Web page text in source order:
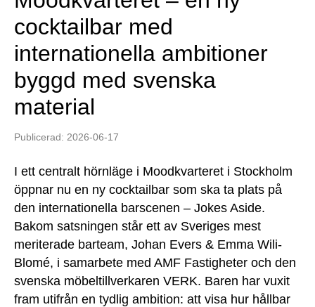
cocktailbar med
internationella ambitioner
byggd med svenska
material
Publicerad: 2026-06-17
I ett centralt hörnläge i Moodkvarteret i Stockholm
öppnar nu en ny cocktailbar som ska ta plats på
den internationella barscenen – Jokes Aside.
Bakom satsningen står ett av Sveriges mest
meriterade barteam, Johan Evers & Emma Wili-
Blomé, i samarbete med AMF Fastigheter och den
svenska möbeltillverkaren VERK. Baren har vuxit
fram utifrån en tydlig ambition: att visa hur hållbar